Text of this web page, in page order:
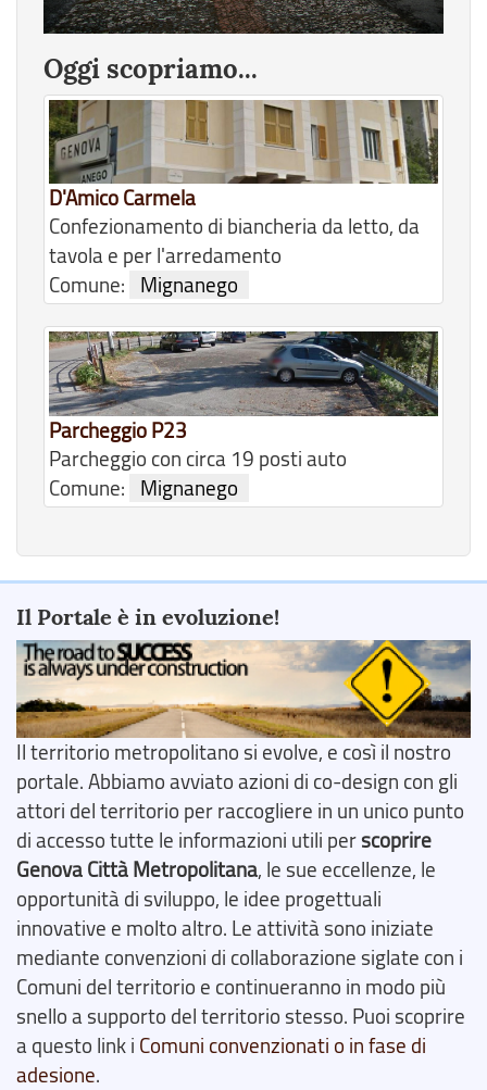
Oggi scopriamo...
D'Amico Carmela
Confezionamento di biancheria da letto, da
tavola e per l'arredamento
Comune:
Mignanego
Parcheggio P23
Parcheggio con circa 19 posti auto
Comune:
Mignanego
Il Portale è in evoluzione!
Il territorio metropolitano si evolve, e così il nostro
portale. Abbiamo avviato azioni di co-design con gli
attori del territorio per raccogliere in un unico punto
di accesso tutte le informazioni utili perscoprire
Genova Città Metropolitana, le sue eccellenze, le
opportunità di sviluppo, le idee progettuali
innovative e molto altro. Le attività sono iniziate
mediante convenzioni di collaborazione siglate con i
Comuni del territorio e continueranno in modo più
snello a supporto del territorio stesso. Puoi scoprire
a questo link i Comuni convenzionati o in fase di
adesione.